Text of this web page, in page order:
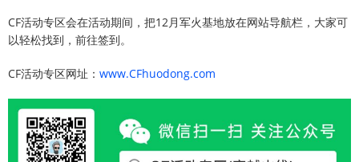
CF活动专区会在活动期间，把12月军火基地放在网站导航栏，大家可
以轻松找到，前往签到。
CF活动专区网址： www.CFhuodong.com